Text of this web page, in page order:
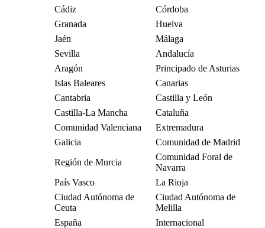
Cádiz
Córdoba
Granada
Huelva
Jaén
Málaga
Sevilla
Andalucía
Aragón
Principado de Asturias
Islas Baleares
Canarias
Cantabria
Castilla y León
Castilla-La Mancha
Cataluña
Comunidad Valenciana
Extremadura
Galicia
Comunidad de Madrid
Región de Murcia
Comunidad Foral de
Navarra
País Vasco
La Rioja
Ciudad Autónoma de
Ceuta
Ciudad Autónoma de
Melilla
España
Internacional